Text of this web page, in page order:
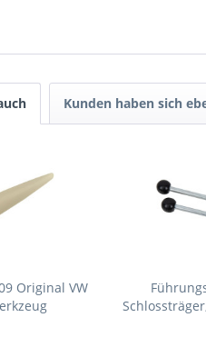
Kunden haben sich
Original VW